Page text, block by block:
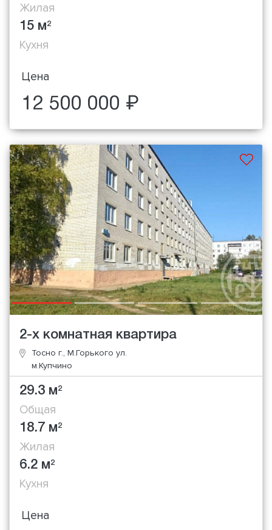
Жилая
15 м2
Кухня
Цена
12 500 000 ₽
2-х комнатная квартира
Тосно г., М.Горького ул.
м.Купчино
29.3 м2
Общая
18.7 м2
Жилая
6.2 м2
Кухня
Цена